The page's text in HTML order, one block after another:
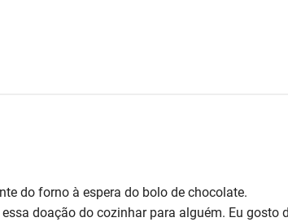
do forno à espera do bolo de chocolate.
doação do cozinhar para alguém. Eu gosto